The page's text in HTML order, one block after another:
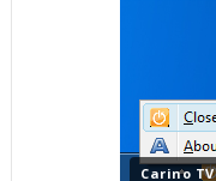
Carino TV